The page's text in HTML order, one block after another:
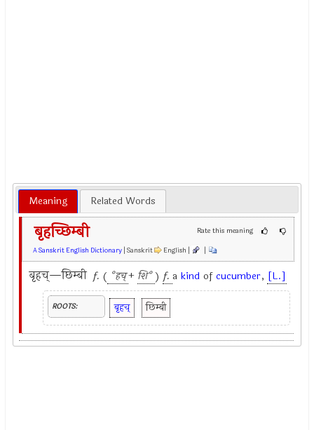
Meaning Related Words
Rate this meaning
बृहच्छिम्बी
A Sanskrit English Dictionary | Sanskrit English | |
बृहच्—छिम्बी f. ( °हच्+ शि°) f. a kind ofcucumber, [L.]
ROOTS: बृहच् छिम्बी